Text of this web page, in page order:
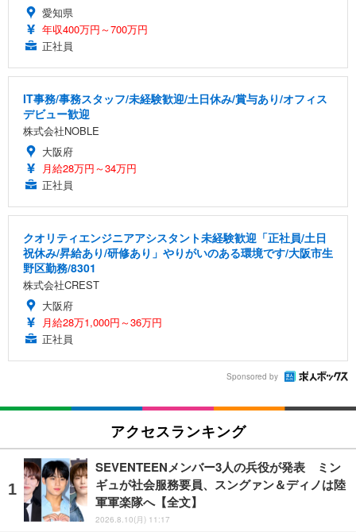
愛知県
年収400万円～700万円
正社員
IT事務/事務スタッフ/未経験歓迎/土日休み/賞与あり/オフィス
デビュー歓迎
株式会社NOBLE
大阪府
月給28万円～34万円
正社員
クオリティエンジニアアシスタント未経験歓迎「正社員/土日
祝休み/昇給あり/研修あり」やりがいのある環境です/大阪市生
野区勤務/8301
株式会社CREST
大阪府
月給28万1,000円～36万円
正社員
Sponsored by
アクセスランキング
SEVENTEENメンバー3人の兵役が発表 ミン
ギュが社会服務要員、スングァン＆ディノは陸
軍軍楽隊へ【全文】
2026.8.10(月) 11:17